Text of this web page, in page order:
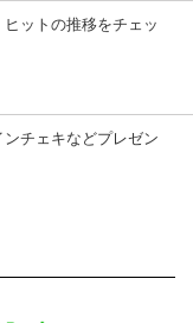
ットの推移をチェッ
チェキなどプレゼン